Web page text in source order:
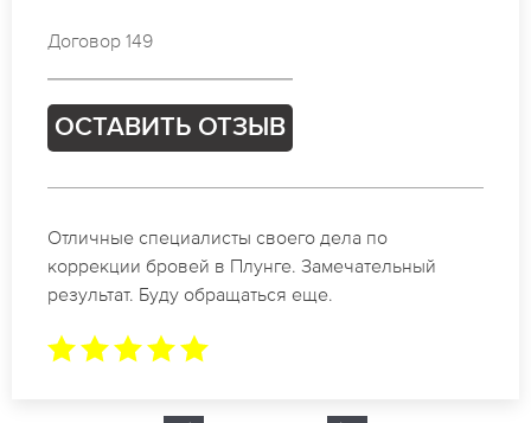
Договор 244
ОСТАВИТЬ ОТЗЫВ
Спасибо огромное. Заказывала татуаж на свадьбу
в Плунге. За 2 часа все было сделано.